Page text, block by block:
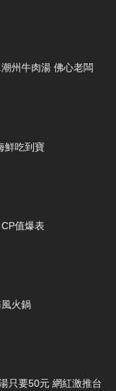
州牛肉湯 佛心老闆
鮮吃到寶
值爆表
火鍋
只要50元 網紅激推台